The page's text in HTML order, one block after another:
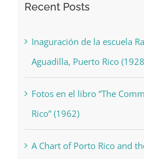
Recent Posts
Inaguración de la escuela
Aguadilla, Puerto Rico
Fotos en el libro “The
Rico” (1962)
A Chart of Porto Rico and